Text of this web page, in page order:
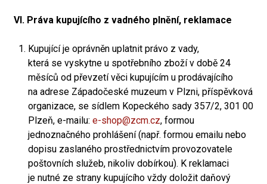
VI. Práva kupujícího z vadného plnění, reklamace
Kupující je oprávněn uplatnit právo z vady,
která se vyskytne u spotřebního zboží v době 24
měsíců od převzetí věci kupujícím u prodávajícího
na adrese Západočeské muzeum v Plzni, příspěvková
organizace, se sídlem Kopeckého sady 357/2, 301 00
Plzeň, e-mailu: e-shop@zcm.cz, formou
jednoznačného prohlášení (např. formou emailu nebo
dopisu zaslaného prostřednictvím provozovatele
poštovních služeb, nikoliv dobírkou). K reklamaci
je nutné ze strany kupujícího vždy doložit daňový